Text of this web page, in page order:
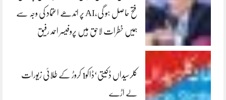
فتح حاصل ہو گی،AI پر اندھے اعتماد کی وجہ سے
ہمیں خطرات لاحق ہیں پروفیسر احمد رفیق
کلرسیداں ڈکیتی‘ڈاکو1 کروڑ کے طلائی زیورات
لے اڑے